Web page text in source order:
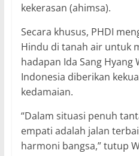
kekerasan (ahimsa).
Secara khusus, PHDI
Hindu di tanah air untuk
hadapan Ida Sang Hyang
Indonesia diberikan
kedamaian.
“Dalam situasi penuh
empati adalah jalan
harmoni bangsa,” tutup